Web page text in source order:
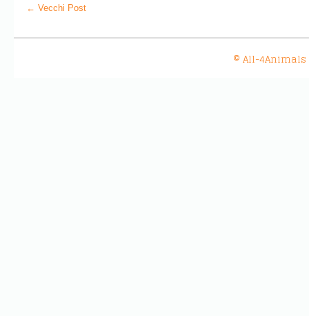
← Vecchi Post
© All-